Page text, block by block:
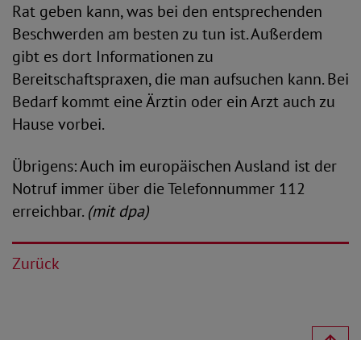
Rat geben kann, was bei den entsprechenden
Beschwerden am besten zu tun ist. Außerdem
gibt es dort Informationen zu
Bereitschaftspraxen, die man aufsuchen kann. Bei
Bedarf kommt eine Ärztin oder ein Arzt auch zu
Hause vorbei.
Übrigens: Auch im europäischen Ausland ist der
Notruf immer über die Telefonnummer 112
erreichbar. (mit dpa)
Zurück